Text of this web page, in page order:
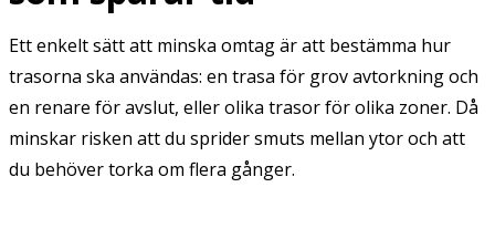
Ett enkelt sätt att minska omtag är att bestämma hur
trasorna ska användas: en trasa för grov avtorkning och
en renare för avslut, eller olika trasor för olika zoner. Då
minskar risken att du sprider smuts mellan ytor och att
du behöver torka om flera gånger.